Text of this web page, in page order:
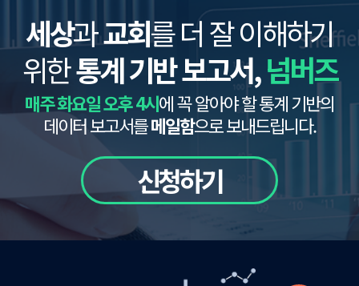
세상과교회를 더 잘 이해하기
위한통계 기반 보고서,넘버즈
매주 화요일 오후 4시에 꼭 알아야 할 통계 기반의
데이터 보고서를메일함으로 보내드립니다.
신청하기